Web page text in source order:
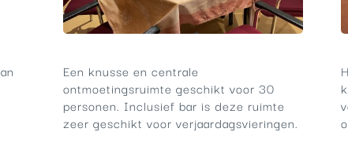
Een knusse en centrale
ontmoetingsruimte geschikt voor 30
personen. Inclusief bar is deze ruimte
zeer geschikt voor verjaardagsvieringen.